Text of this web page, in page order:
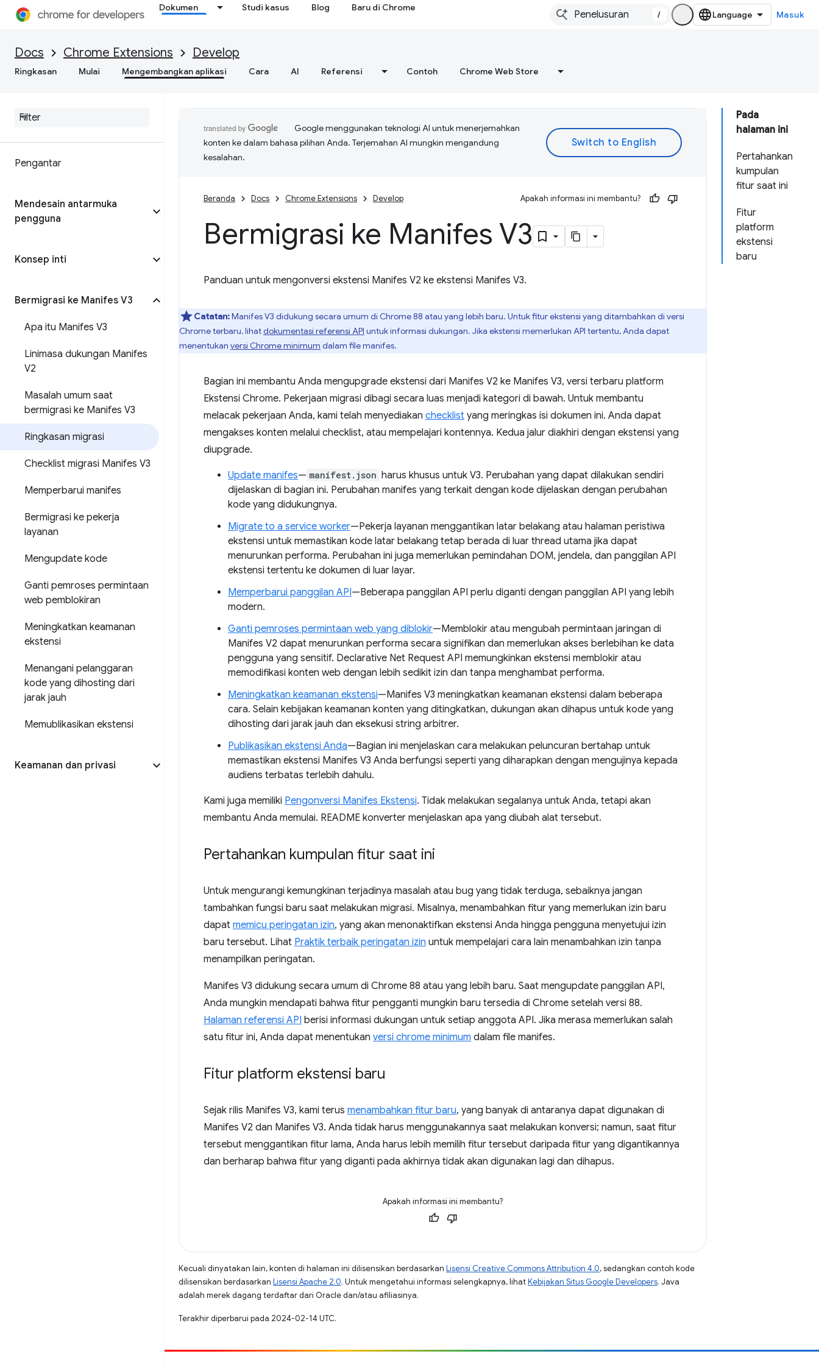
Dokumen Studi kasus Blog Baru di Chrome
/ Masuk
Docs Chrome Extensions Develop
Ringkasan Mulai Mengembangkan aplikasi Cara AI Referensi Contoh Chrome Web Store
Pengantar
Mendesain antarmuka
pengguna
Konsep inti
Bermigrasi ke Manifes V3
Apa itu Manifes V3
Linimasa dukungan Manifes
V2
Masalah umum saat
bermigrasi ke Manifes V3
Ringkasan migrasi
Checklist migrasi Manifes V3
Memperbarui manifes
Bermigrasi ke pekerja
layanan
Mengupdate kode
Ganti pemroses permintaan
web pemblokiran
Meningkatkan keamanan
ekstensi
Menangani pelanggaran
kode yang dihosting dari
jarak jauh
Memublikasikan ekstensi
Keamanan dan privasi
Pada
halaman ini
Pertahankan
kumpulan
fitur saat ini
Fitur
platform
ekstensi
baru
Google menggunakan teknologi AI untuk menerjemahkan
konten ke dalam bahasa pilihan Anda. Terjemahan AI mungkin mengandung
kesalahan.
Beranda Docs Chrome Extensions Develop Apakah informasi ini membantu?
Bermigrasi ke Manifes V3
Panduan untuk mengonversi ekstensi Manifes V2 ke ekstensi Manifes V3.
Catatan:Manifes V3 didukung secara umum di Chrome 88 atau yang lebih baru. Untuk fitur ekstensi yang ditambahkan di versi
Chrome terbaru, lihatdokumentasi referensi API untuk informasi dukungan. Jika ekstensi memerlukan API tertentu, Anda dapat
menentukan versi Chrome minimum dalam file manifes.
Bagian ini membantu Anda mengupgrade ekstensi dari Manifes V2 ke Manifes V3, versi terbaru platform
Ekstensi Chrome. Pekerjaan migrasi dibagi secara luas menjadi kategori di bawah. Untuk membantu
melacak pekerjaan Anda, kami telah menyediakan checklist yang meringkas isi dokumen ini. Anda dapat
mengakses konten melalui checklist, atau mempelajari kontennya. Kedua jalur diakhiri dengan ekstensi yang
diupgrade.
Update manifes— manifest.json harus khusus untuk V3. Perubahan yang dapat dilakukan sendiri
dijelaskan di bagian ini. Perubahan manifes yang terkait dengan kode dijelaskan dengan perubahan
kode yang didukungnya.
Migrate to a service worker—Pekerja layanan menggantikan latar belakang atau halaman peristiwa
ekstensi untuk memastikan kode latar belakang tetap berada di luar thread utama jika dapat
menurunkan performa. Perubahan ini juga memerlukan pemindahan DOM, jendela, dan panggilan API
ekstensi tertentu ke dokumen di luar layar.
Memperbarui panggilan API—Beberapa panggilan API perlu diganti dengan panggilan API yang lebih
modern.
Ganti pemroses permintaan web yang diblokir—Memblokir atau mengubah permintaan jaringan di
Manifes V2 dapat menurunkan performa secara signifikan dan memerlukan akses berlebihan ke data
pengguna yang sensitif. Declarative Net Request API memungkinkan ekstensi memblokir atau
memodifikasi konten web dengan lebih sedikit izin dan tanpa menghambat performa.
Meningkatkan keamanan ekstensi—Manifes V3 meningkatkan keamanan ekstensi dalam beberapa
cara. Selain kebijakan keamanan konten yang ditingkatkan, dukungan akan dihapus untuk kode yang
dihosting dari jarak jauh dan eksekusi string arbitrer.
Publikasikan ekstensi Anda—Bagian ini menjelaskan cara melakukan peluncuran bertahap untuk
memastikan ekstensi Manifes V3 Anda berfungsi seperti yang diharapkan dengan mengujinya kepada
audiens terbatas terlebih dahulu.
Kami juga memiliki Pengonversi Manifes Ekstensi. Tidak melakukan segalanya untuk Anda, tetapi akan
membantu Anda memulai. README konverter menjelaskan apa yang diubah alat tersebut.
Pertahankan kumpulan fitur saat ini
Untuk mengurangi kemungkinan terjadinya masalah atau bug yang tidak terduga, sebaiknya jangan
tambahkan fungsi baru saat melakukan migrasi. Misalnya, menambahkan fitur yang memerlukan izin baru
dapat memicu peringatan izin, yang akan menonaktifkan ekstensi Anda hingga pengguna menyetujui izin
baru tersebut. Lihat Praktik terbaik peringatan izin untuk mempelajari cara lain menambahkan izin tanpa
menampilkan peringatan.
Manifes V3 didukung secara umum di Chrome 88 atau yang lebih baru. Saat mengupdate panggilan API,
Anda mungkin mendapati bahwa fitur pengganti mungkin baru tersedia di Chrome setelah versi 88.
Halaman referensi API berisi informasi dukungan untuk setiap anggota API. Jika merasa memerlukan salah
satu fitur ini, Anda dapat menentukan versi chrome minimum dalam file manifes.
Fitur platform ekstensi baru
Sejak rilis Manifes V3, kami terus menambahkan fitur baru, yang banyak di antaranya dapat digunakan di
Manifes V2 dan Manifes V3. Anda tidak harus menggunakannya saat melakukan konversi; namun, saat fitur
tersebut menggantikan fitur lama, Anda harus lebih memilih fitur tersebut daripada fitur yang digantikannya
dan berharap bahwa fitur yang diganti pada akhirnya tidak akan digunakan lagi dan dihapus.
Apakah informasi ini membantu?
Kecuali dinyatakan lain, konten di halaman ini dilisensikan berdasarkan Lisensi Creative Commons Attribution 4.0, sedangkan contoh kode
dilisensikan berdasarkan Lisensi Apache 2.0. Untuk mengetahui informasi selengkapnya, lihatKebijakan Situs Google Developers. Java
adalah merek dagang terdaftar dari Oracle dan/atau afiliasinya.
Terakhir diperbarui pada 2024-02-14 UTC.